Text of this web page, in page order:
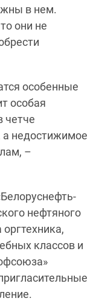
в нем.
они не
особенные
особая
четче
а недостижимое
–
нефтяного
классов и